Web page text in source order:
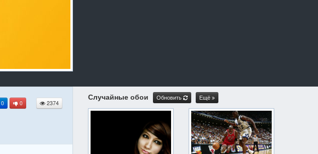
0 0 2374
Случайные обои Обновить Ещё